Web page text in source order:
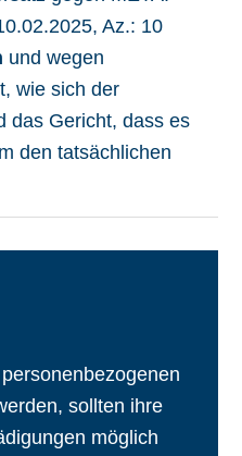
Az.: 10
und wegen
wie sich der
das Gericht, dass es
den tatsächlichen
sollten ihre
möglich